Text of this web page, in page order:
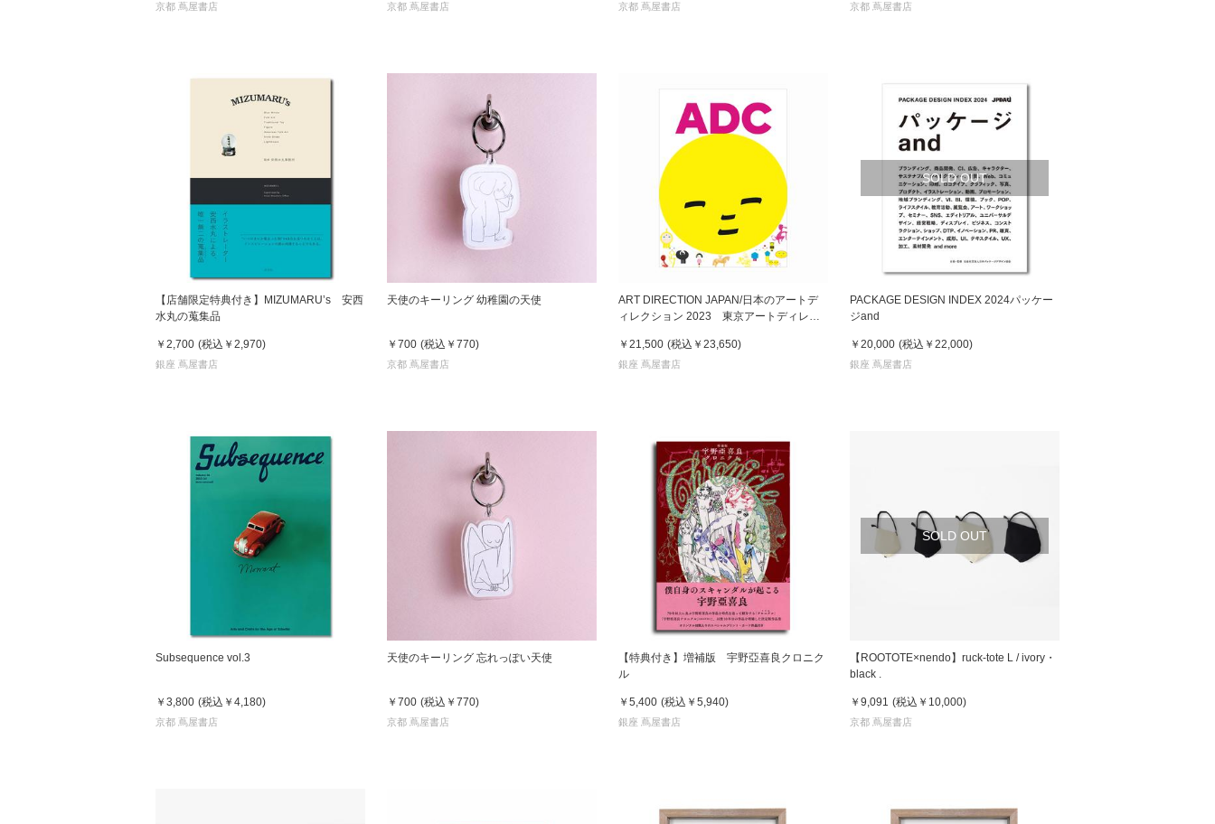
京都 蔦屋書店 京都 蔦屋書店 京都 蔦屋書店 京都 蔦屋書店
【店舗限定特典付き】MIZUMARU’s 安西
水丸の蒐集品
￥2,700 (税込 ￥2,970)
銀座 蔦屋書店
天使のキーリング 幼稚園の天使
￥700 (税込 ￥770)
京都 蔦屋書店
ART DIRECTION JAPAN/日本のアートデ
ィレクション 2023 東京アートディレク
り寄せに2週間
￥21,500 (税込 ￥23,650)
銀座 蔦屋書店
SOLD OUT
PACKAGE DESIGN INDEX 2024パッケー
ジand
￥20,000 (税込 ￥22,000)
銀座 蔦屋書店
Subsequence vol.3
￥3,800 (税込 ￥4,180)
京都 蔦屋書店
天使のキーリング 忘れっぽい天使
￥700 (税込 ￥770)
京都 蔦屋書店
【特典付き】増補版 宇野亞喜良クロニク
ル
￥5,400 (税込 ￥5,940)
銀座 蔦屋書店
SOLD OUT
【ROOTOTE×nendo】ruck-tote L / ivory・
black .
￥9,091 (税込 ￥10,000)
京都 蔦屋書店